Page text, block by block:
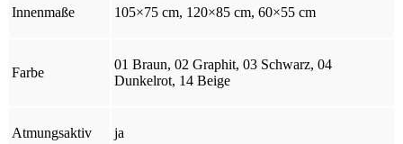
Innenmaße 105×75 cm, 120×85 cm, 60×55 cm
Farbe
01 Braun, 02 Graphit, 03 Schwarz, 04
Dunkelrot, 14 Beige
Atmungsaktiv ja